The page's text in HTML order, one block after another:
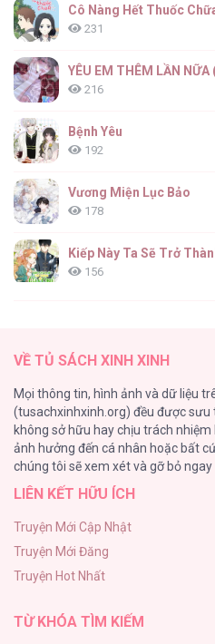
Cô Nàng Hết Thuốc
231
YÊU EM THÊM LẦN NỮA
216
Bệnh Yêu
192
Vương Miện Lục Bảo
178
Kiếp Này Ta Sẽ Trở
156
139
Tổng hợp boylove 18+
135
Đứa Nhỏ Không Phải Là
Mùa Xuân Hoa Nở
104
VỀ TỦ SÁCH XINH XINH
Mọi thông tin, hình ảnh và dữ liệu
(tusachxinhxinh.org) đều được
không sở hữu hay chịu trách
ảnh hưởng đến cá nhân hoặc bất
chúng tôi sẽ xem xét và gỡ bỏ ngay
LIÊN KẾT HỮU ÍCH
Truyện Mới Cập Nhật
Truyện Mới Đăng
Truyện Hot Nhất
TỪ KHÓA TÌM KIẾM